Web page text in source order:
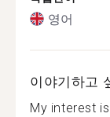
영어
이야기하고
My interest